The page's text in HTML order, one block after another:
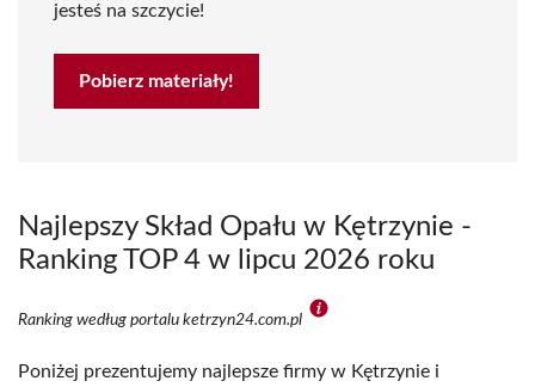
jesteś na szczycie!
Pobierz materiały!
Najlepszy Skład Opału w Kętrzynie -
Ranking TOP 4 w lipcu 2026 roku
Ranking według portalu ketrzyn24.com.pl
Poniżej prezentujemy najlepsze firmy w Kętrzynie i